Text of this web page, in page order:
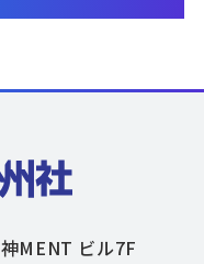
MENT ビル7F